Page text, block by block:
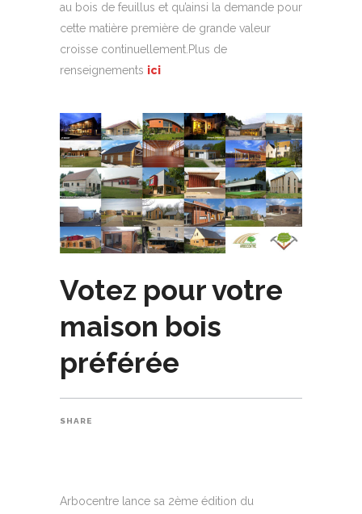
au bois de feuillus et qu’ainsi la demande pour
cette matière première de grande valeur
croisse continuellement.Plus de
renseignements ici
Votez pour votre
maison bois
préférée
SHARE
Arbocentre lance sa 2ème édition du